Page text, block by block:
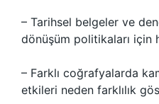
– Tarihsel belgeler ve
dönüşüm politikaları için
– Farklı coğrafyalarda
etkileri neden farklılık